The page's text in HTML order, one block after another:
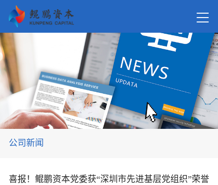
关于我
新闻资
公司新闻
喜报！鲲鹏资本党委获“深圳市先进基层党组织”荣誉